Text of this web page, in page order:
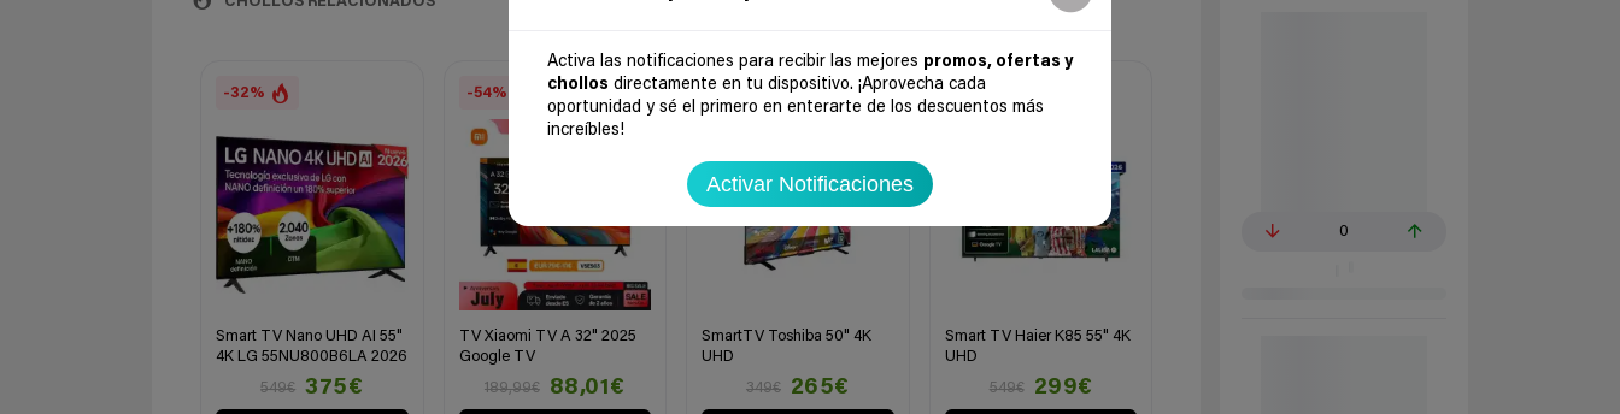
Activa las notificaciones para recibir las mejores promos, ofertas y
chollos directamente en tu dispositivo. ¡Aprovecha cada
oportunidad y sé el primero en enterarte de los descuentos más
increíbles!
Activar Notificaciones
-32%
Smart TV Nano UHD AI 55"
4K LG 55NU800B6LA 2026
549€
375€
-54%
TV Xiaomi TV A 32" 2025
Google TV
189,99€
88,01€
-24%
SmartTV Toshiba 50" 4K
UHD
349€
265€
-46%
Smart TV Haier K85 55" 4K
UHD
549€
299€
0